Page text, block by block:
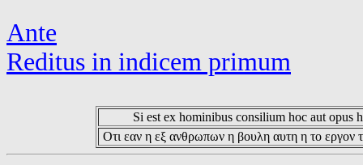
Ante
Reditus in indicem primum
Si est ex hominibus consilium hoc aut opus
Οτι εαν η εξ ανθρωπων η βουλη αυτη η το εργον